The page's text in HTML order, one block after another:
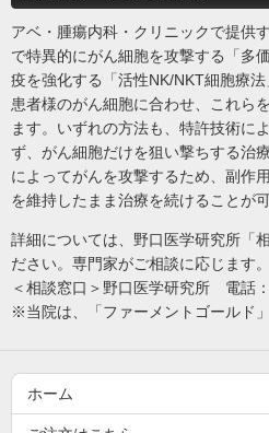
アベ・腫瘍内科・クリニックで提供
で特異的にがん細胞を攻撃する「多
疫を強化する「活性NK/NKT細胞療法
患者様のがん細胞に合わせ、これら
ます。いずれの方法も、特許技術に
ず、がん細胞だけを狙い撃ちする治
によってがんを攻撃するため、副作
を維持したまま治療を続けることが可
詳細については、野口医学研究所「
ださい。専門家がご相談に応じます。
＜相談窓口＞野口医学研究所 電話
※当院は、「ファーメントゴールド
ホーム